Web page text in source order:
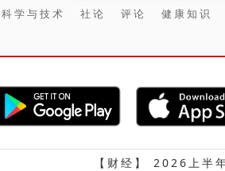
科学与技术 社论 评论 健康知识
【财经】 2026上半年 MARK净